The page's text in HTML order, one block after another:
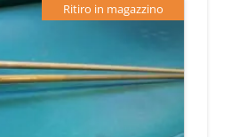
Ritiro in magazzino